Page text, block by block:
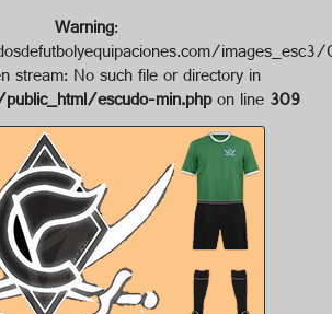
Warning:
stream: No such file or directory in
escudo-min.phpon line309